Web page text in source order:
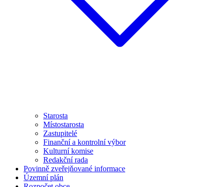
Starosta
Místostarosta
Zastupitelé
Finanční a kontrolní výbor
Kulturní komise
Redakční rada
Povinně zveřejňované informace
Územní plán